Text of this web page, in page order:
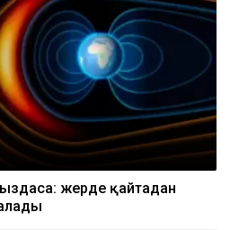
жерде қайтадан